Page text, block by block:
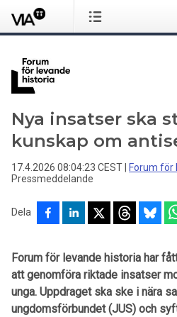
Nya insatser ska
kunskap om
17.4.2026 08:04:23 CEST Forum för
Pressmeddelande
Dela
Forum för levande historia har
att genomföra riktade insatser
unga. Uppdraget ska ske i nära
ungdomsförbundet (JUS) och